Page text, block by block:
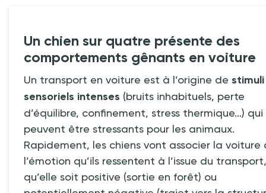
Un chien sur quatre présente des
comportements gênants en voiture
Un transport en voiture est à l’origine de stimuli
sensoriels intenses (bruits inhabituels, perte
d’équilibre, confinement, stress thermique…) qui
peuvent être stressants pour les animaux.
Rapidement, les chiens vont associer la voiture
l’émotion qu’ils ressentent à l’issue du transport,
qu’elle soit positive (sortie en forêt) ou